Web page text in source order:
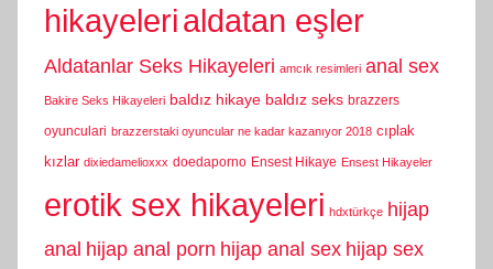
hikayelerialdatan eşler
Aldatanlar Seks Hikayeleri amcık resimleri anal sex
Bakire Seks Hikayeleri baldız hikaye baldız seks brazzers
oyunculari brazzerstaki oyuncular ne kadar kazanıyor 2018 cıplak
kızlar dixiedamelioxxx doedaporno Ensest Hikaye Ensest Hikayeler
erotik sex hikayeleri hdxtürkçe hijap
anal hijap anal porn hijap anal sex hijap sex